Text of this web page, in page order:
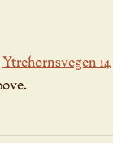
Ytrehornsvegen 14